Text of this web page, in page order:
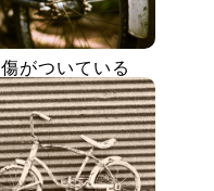
傷がついている